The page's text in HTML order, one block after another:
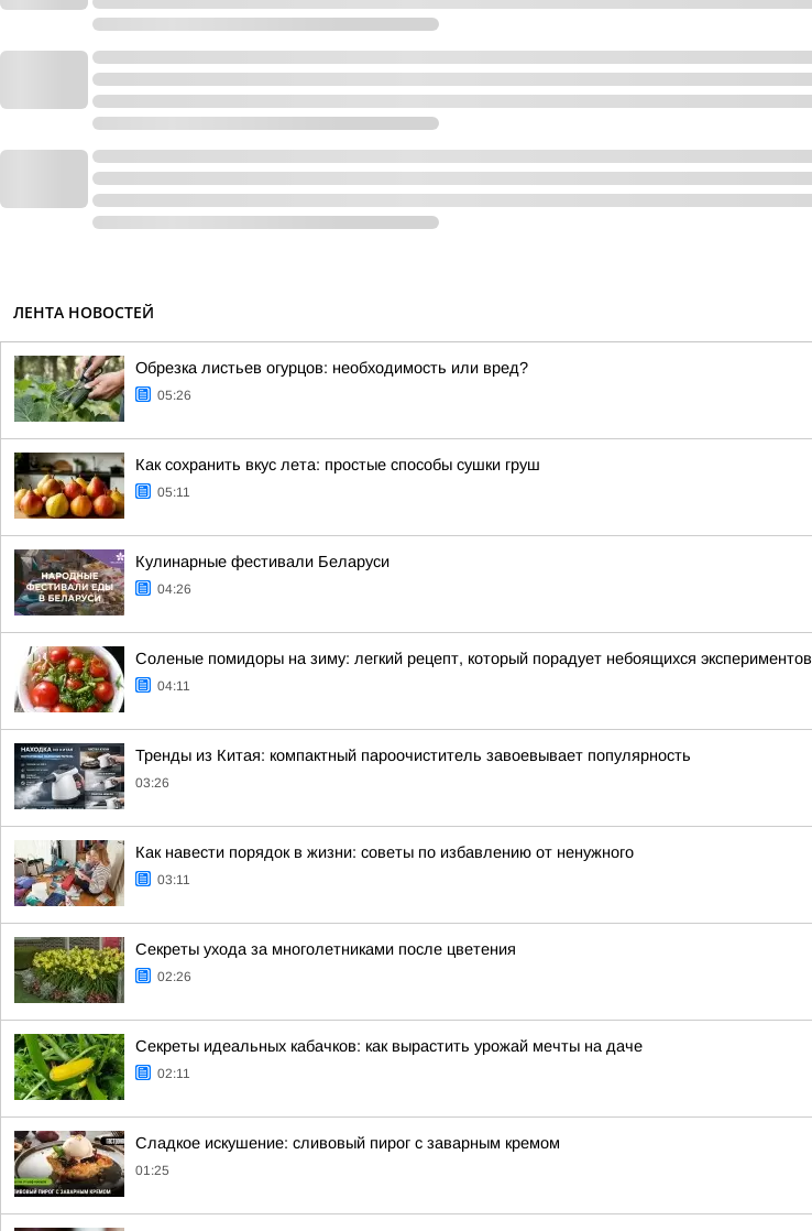
ЛЕНТА НОВОСТЕЙ
Обрезка листьев огурцов: необходимость или вред?
05:26
Как сохранить вкус лета: простые способы сушки груш
05:11
Кулинарные фестивали Беларуси
04:26
Соленые помидоры на зиму: легкий рецепт, который порадует небоящихся экспериментов
04:11
Тренды из Китая: компактный пароочиститель завоевывает популярность
03:26
Как навести порядок в жизни: советы по избавлению от ненужного
03:11
Секреты ухода за многолетниками после цветения
02:26
Секреты идеальных кабачков: как вырастить урожай мечты на даче
02:11
Сладкое искушение: сливовый пирог с заварным кремом
01:25